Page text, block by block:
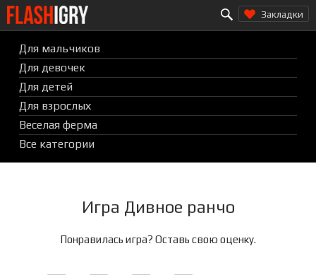
Перейти
содержимому
Search for:
Закладки
Для мальчиков
Для девочек
Для детей
Для взрослых
Веселая ферма
Все категории
Понравилась игра? Оставь свою оценку.
Игра Дивное ранчо